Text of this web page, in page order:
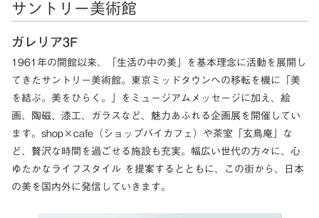
サントリー美術館
ガレリア3F
1961年の開館以来、「生活の中の美」を基本理念に活動を展開し
てきたサントリー美術館。東京ミッドタウンへの移転を機に「美
を結ぶ。美をひらく。」をミュージアムメッセージに加え、絵
画、陶磁、漆工、ガラスなど、魅力あふれる企画展を開催してい
ます。shop×cafe（ショップバイカフェ）や茶室「玄鳥庵」な
ど、贅沢な時間を過ごせる施設も充実。幅広い世代の方々に、心
ゆたかなライフスタイル を提案するとともに、この街から、日本
の美を国内外に発信していきます。